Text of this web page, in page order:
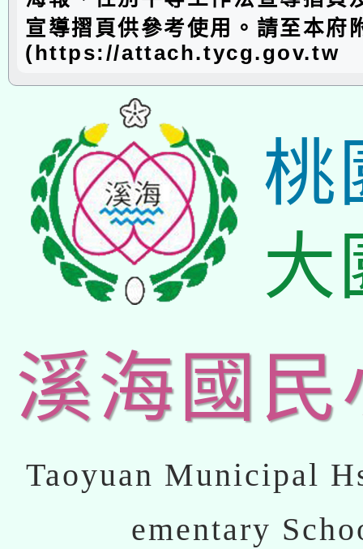
宣導摺頁供參考使用。請至本府
(https://attach.tycg.gov.tw
桃
大
溪海國民
Taoyuan Municipal
ementary